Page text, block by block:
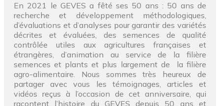
En 2021 le GEVES a fêté ses 50 ans : 50 ans de
recherche et développement méthodologiques,
d’évaluations et d’analyses pour garantir des variétés
décrites et évaluées, des semences de qualité
contrôlée utiles aux agricultures françaises et
étrangères, d’animation au service de la filière
semences et plants et plus largement de la filière
agro-alimentaire. Nous sommes très heureux de
partager avec vous les témoignages, articles et
vidéos reçus à l’occasion de cet anniversaire, qui
racontent l’histoire du GEVES depuis 50 ans et